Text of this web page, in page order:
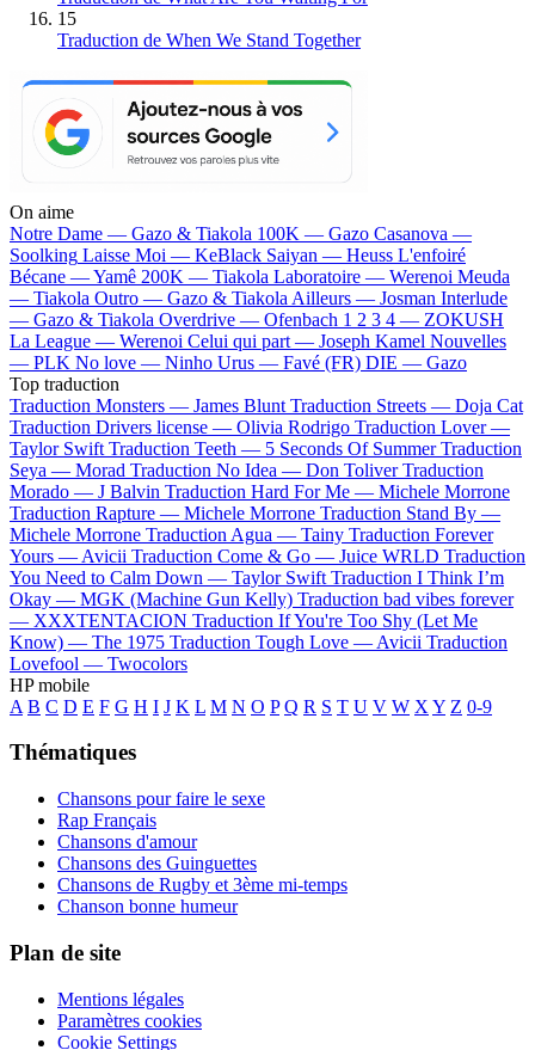
15
Traduction de When We Stand Together
On aime
Notre Dame — Gazo & Tiakola 100K — Gazo Casanova —
Soolking Laisse Moi — KeBlack Saiyan — Heuss L'enfoiré
Bécane —Yamê 200K — Tiakola Laboratoire — Werenoi Meuda
— Tiakola Outro — Gazo & Tiakola Ailleurs — Josman Interlude
— Gazo & Tiakola Overdrive — Ofenbach 1 2 3 4 — ZOKUSH
La League — Werenoi Celui qui part — Joseph Kamel Nouvelles
— PLK No love — Ninho Urus — Favé (FR) DIE — Gazo
Top traduction
Traduction Monsters — James Blunt Traduction Streets — Doja Cat
Traduction Drivers license — Olivia Rodrigo Traduction Lover —
Taylor Swift Traduction Teeth — 5 Seconds Of Summer Traduction
Seya — Morad Traduction No Idea — Don Toliver Traduction
Morado — J Balvin Traduction Hard For Me — Michele Morrone
Traduction Rapture — Michele Morrone Traduction Stand By —
Michele Morrone Traduction Agua — Tainy Traduction Forever
Yours — Avicii Traduction Come & Go — Juice WRLD Traduction
You Need to Calm Down — Taylor Swift Traduction I Think I’m
Okay — MGK (Machine Gun Kelly) Traduction bad vibes forever
— XXXTENTACION Traduction If You're Too Shy (Let Me
Know) — The 1975 Traduction Tough Love — Avicii Traduction
Lovefool — Twocolors
HP mobile
A B C D E F G H I J K L M N O P Q R S T U V W X Y Z 0-9
Thématiques
Chansons pour faire le sexe
Rap Français
Chansons d'amour
Chansons des Guinguettes
Chansons de Rugby et 3ème mi-temps
Chanson bonne humeur
Plan de site
Mentions légales
Paramètres cookies
Cookie Settings